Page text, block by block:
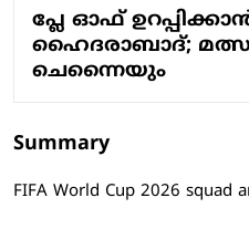
പ്ലേ ഓഫ്
ഹൈദരാബാദ്;
ചെന്നൈയും
Summary
FIFA World Cup 2026 squad